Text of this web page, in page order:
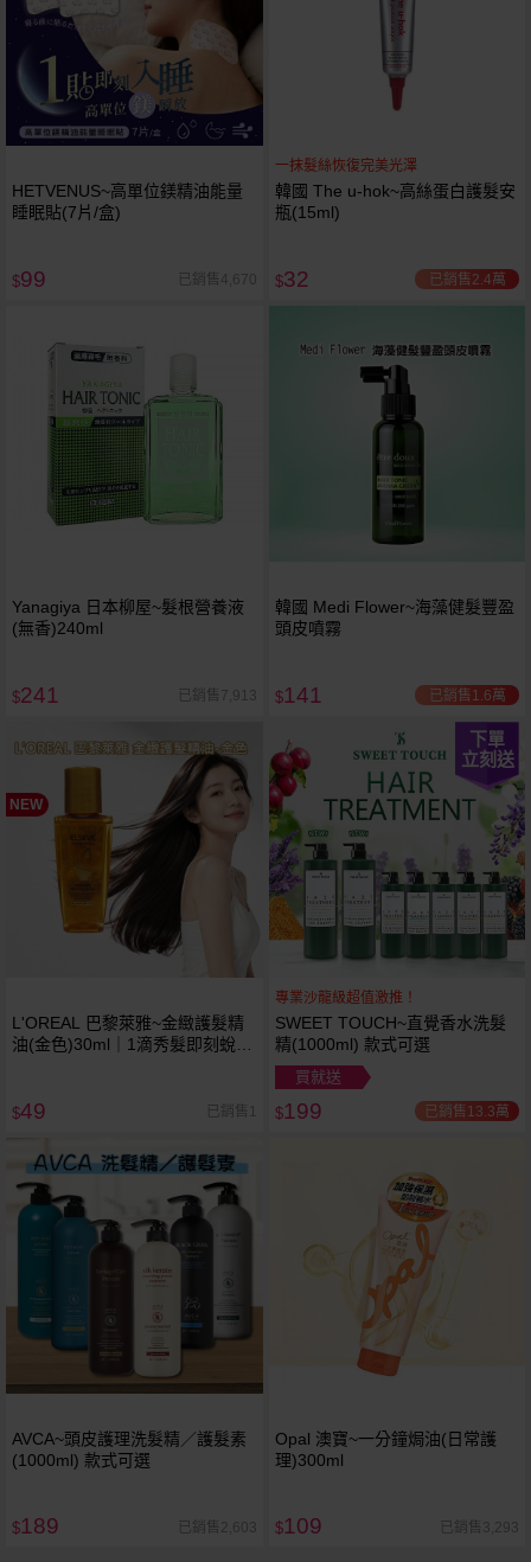
HETVENUS~高單位鎂精油能量
睡眠貼(7片/盒)
$99 已銷售4,670
一抹髮絲恢復完美光澤
韓國 The u-hok~高絲蛋白護髮安
瓶(15ml)
$32 已銷售2.4萬
Yanagiya 日本柳屋~髮根營養液
(無香)240ml
$241 已銷售7,913
韓國 Medi Flower~海藻健髮豐盈
頭皮噴霧
$141 已銷售1.6萬
NEW
L'OREAL 巴黎萊雅~金緻護髮精
油(金色)30ml｜1滴秀髮即刻蛻變
$49 已銷售1
下單
立刻送
專業沙龍級超值激推！
SWEET TOUCH~直覺香水洗髮
精(1000ml) 款式可選
買就送
$199 已銷售13.3萬
AVCA~頭皮護理洗髮精／護髮素
(1000ml) 款式可選
$189 已銷售2,603
Opal 澳寶~一分鐘焗油(日常護
理)300ml
$109 已銷售3,293